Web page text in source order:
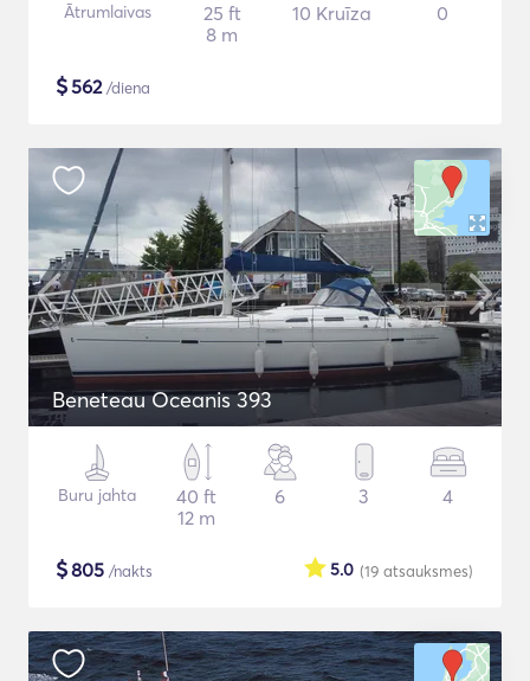
Ātrumlaivas
25 ft
8 m
10 Kruīza 0
$562/diena
Beneteau Oceanis 393
Buru jahta
40 ft
12 m
6 3 4
$805 /nakts (19 atsauksmes)
5.0